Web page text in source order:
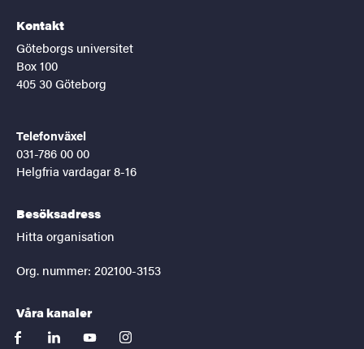
Kontakt
Göteborgs universitet
Box 100
405 30 Göteborg
Telefonväxel
031-786 00 00
Helgfria vardagar 8-16
Besöksadress
Hitta organisation
Org. nummer: 202100-3153
Våra kanaler
facebooklinkedinyoutubeinstagram